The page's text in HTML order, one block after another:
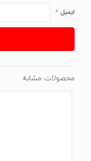
ایمیل*
محصولات مشابه